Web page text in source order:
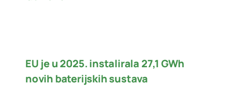
EU je u 2025. instalirala 27,1 GWh
novih baterijskih sustava